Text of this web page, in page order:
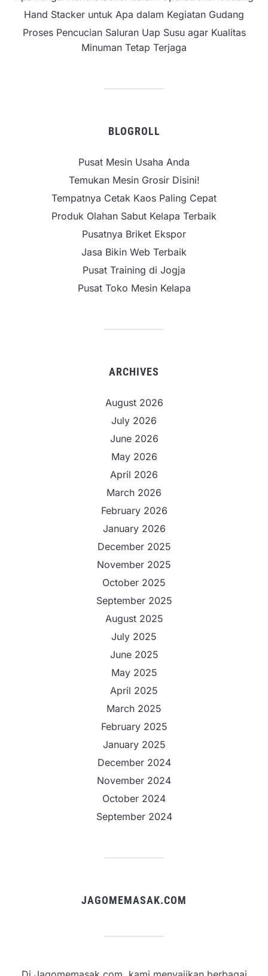
Hand Stacker untuk Apa dalam Kegiatan Gudang
Proses Pencucian Saluran Uap Susu agar Kualitas
Minuman Tetap Terjaga
BLOGROLL
Pusat Mesin Usaha Anda
Temukan Mesin Grosir Disini!
Tempatnya Cetak Kaos Paling Cepat
Produk Olahan Sabut Kelapa Terbaik
Pusatnya Briket Ekspor
Jasa Bikin Web Terbaik
Pusat Training di Jogja
Pusat Toko Mesin Kelapa
ARCHIVES
August 2026
July 2026
June 2026
May 2026
April 2026
March 2026
February 2026
January 2026
December 2025
November 2025
October 2025
September 2025
August 2025
July 2025
June 2025
May 2025
April 2025
March 2025
February 2025
January 2025
December 2024
November 2024
October 2024
September 2024
JAGOMEMASAK.COM